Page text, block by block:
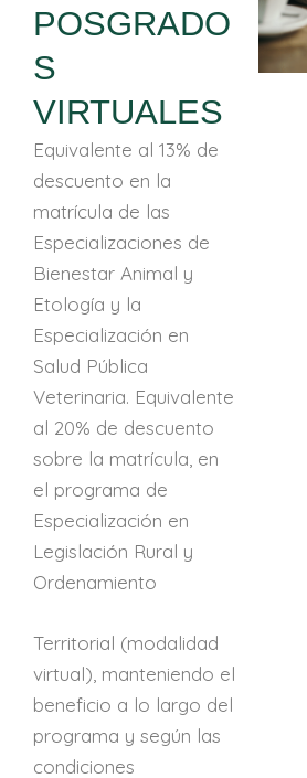
POSGRADO
S
VIRTUALES
Equivalente al 13% de
descuento en la
matrícula de las
Especializaciones de
Bienestar Animal y
Etología y la
Especialización en
Salud Pública
Veterinaria. Equivalente
al 20% de descuento
sobre la matrícula, en
el programa de
Especialización en
Legislación Rural y
Ordenamiento
Territorial (modalidad
virtual), manteniendo el
beneficio a lo largo del
programa y según las
condiciones